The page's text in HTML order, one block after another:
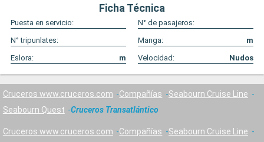
Ficha Técnica
Puesta en servicio:
N° de pasajeros:
N° tripunlates:
Manga:
m
Eslora:
m Velocidad: Nudos
Cruceros www.cruceros.com Compañías
Seabourn Cruise Line
Seabourn Quest
Cruceros Transatlántico
Cruceros www.cruceros.com Compañías
Seabourn Cruise Line